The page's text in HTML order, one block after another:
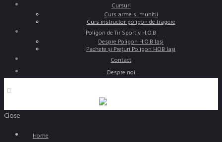
Cursuri
Curs arme si munitii
Curs instructor poligon de tragere
Poligon de Tir Sportiv H.O.B
Despre Poligon H.O.B Iași
Pachete și Prețuri Poligon HOB Iași
Contact
Despre noi
Close
Home